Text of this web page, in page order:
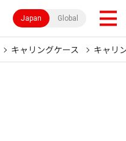
Japan Global
キャリングケース キャリ